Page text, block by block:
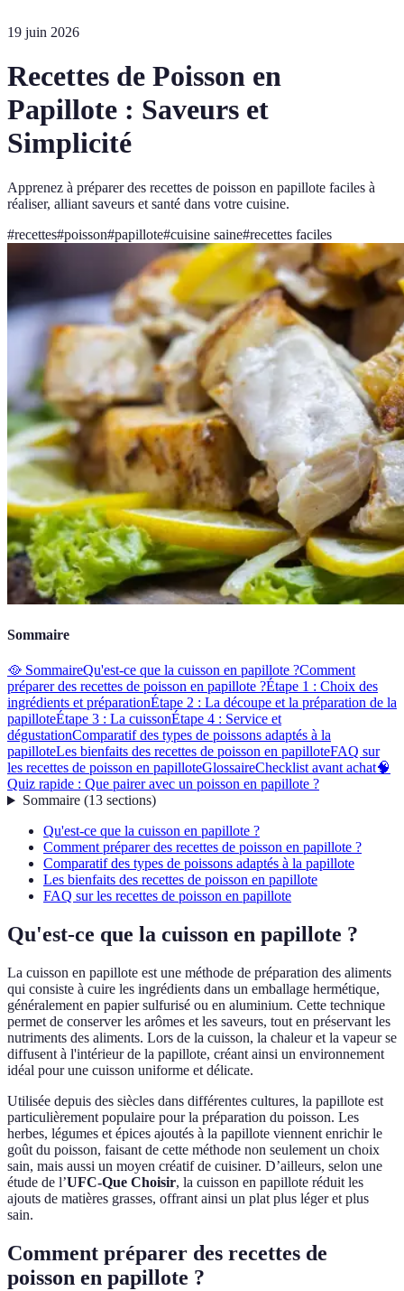
19 juin 2026
Recettes de Poisson en
Papillote : Saveurs et
Simplicité
Apprenez à préparer des recettes de poisson en papillote faciles à
réaliser, alliant saveurs et santé dans votre cuisine.
#recettes#poisson#papillote#cuisine saine#recettes faciles
Sommaire
🥘 SommaireQu'est-ce que la cuisson en papillote ?Comment
préparer des recettes de poisson en papillote ?Étape 1 : Choix des
ingrédients et préparationÉtape 2 : La découpe et la préparation de la
papilloteÉtape 3 : La cuissonÉtape 4 : Service et
dégustationComparatif des types de poissons adaptés à la
papilloteLes bienfaits des recettes de poisson en papilloteFAQ sur
les recettes de poisson en papilloteGlossaireChecklist avant achat🧠
Quiz rapide : Que pairer avec un poisson en papillote ?
Sommaire(13 sections)
Qu'est-ce que la cuisson en papillote ?
Comment préparer des recettes de poisson en papillote ?
Comparatif des types de poissons adaptés à la papillote
Les bienfaits des recettes de poisson en papillote
FAQ sur les recettes de poisson en papillote
Qu'est-ce que la cuisson en papillote ?
La cuisson en papillote est une méthode de préparation des aliments
qui consiste à cuire les ingrédients dans un emballage hermétique,
généralement en papier sulfurisé ou en aluminium. Cette technique
permet de conserver les arômes et les saveurs, tout en préservant les
nutriments des aliments. Lors de la cuisson, la chaleur et la vapeur se
diffusent à l'intérieur de la papillote, créant ainsi un environnement
idéal pour une cuisson uniforme et délicate.
Utilisée depuis des siècles dans différentes cultures, la papillote est
particulièrement populaire pour la préparation du poisson. Les
herbes, légumes et épices ajoutés à la papillote viennent enrichir le
goût du poisson, faisant de cette méthode non seulement un choix
sain, mais aussi un moyen créatif de cuisiner. D’ailleurs, selon une
étude de l’UFC-Que Choisir, la cuisson en papillote réduit les
ajouts de matières grasses, offrant ainsi un plat plus léger et plus
sain.
Comment préparer des recettes de
poisson en papillote ?